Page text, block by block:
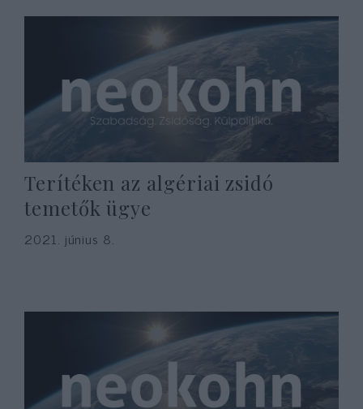
Terítéken az algériai zsidó
temetők ügye
2021. június 8.